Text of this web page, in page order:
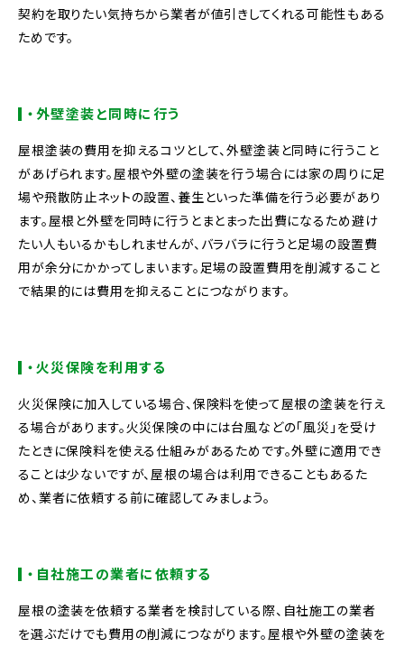
契約を取りたい気持ちから業者が値引きしてくれる可能性もある
ためです。
・外壁塗装と同時に行う
屋根塗装の費用を抑えるコツとして、外壁塗装と同時に行うこと
があげられます。屋根や外壁の塗装を行う場合には家の周りに足
場や飛散防止ネットの設置、養生といった準備を行う必要があり
ます。屋根と外壁を同時に行うとまとまった出費になるため避け
たい人もいるかもしれませんが、バラバラに行うと足場の設置費
用が余分にかかってしまいます。足場の設置費用を削減すること
で結果的には費用を抑えることにつながります。
・火災保険を利用する
火災保険に加入している場合、保険料を使って屋根の塗装を行え
る場合があります。火災保険の中には台風などの「風災」を受け
たときに保険料を使える仕組みがあるためです。外壁に適用でき
ることは少ないですが、屋根の場合は利用できることもあるた
め、業者に依頼する前に確認してみましょう。
・自社施工の業者に依頼する
屋根の塗装を依頼する業者を検討している際、自社施工の業者
を選ぶだけでも費用の削減につながります。屋根や外壁の塗装を